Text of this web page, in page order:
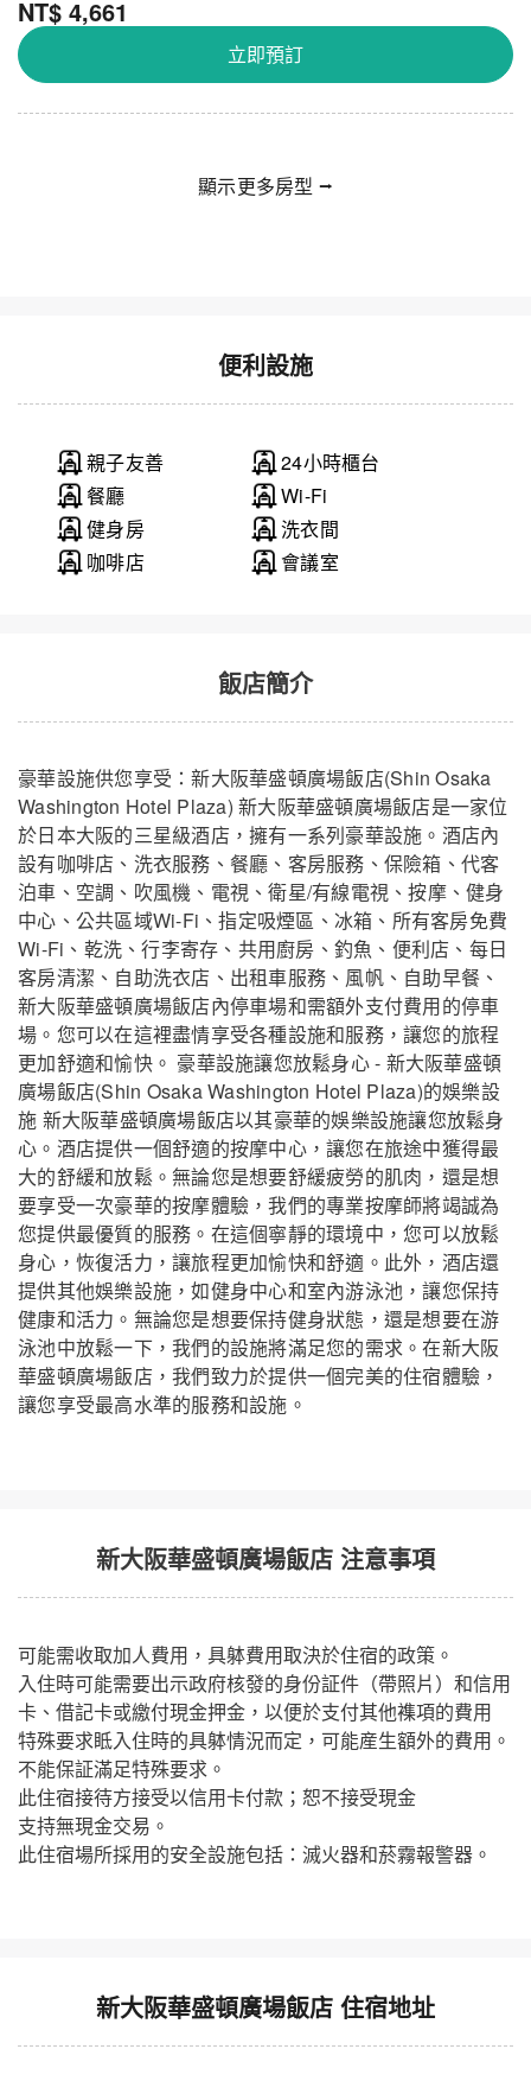
NT$ 4,661
立即預訂
顯示更多房型 ⭢
便利設施
親子友善
24小時櫃台
餐廳
Wi-Fi
健身房
洗衣間
咖啡店
會議室
飯店簡介
豪華設施供您享受：新大阪華盛頓廣場飯店(Shin Osaka
Washington Hotel Plaza) 新大阪華盛頓廣場飯店是一家位
於日本大阪的三星級酒店，擁有一系列豪華設施。酒店內
設有咖啡店、洗衣服務、餐廳、客房服務、保險箱、代客
泊車、空調、吹風機、電視、衛星/有線電視、按摩、健身
中心、公共區域Wi-Fi、指定吸煙區、冰箱、所有客房免費
Wi-Fi、乾洗、行李寄存、共用廚房、釣魚、便利店、每日
客房清潔、自助洗衣店、出租車服務、風帆、自助早餐、
新大阪華盛頓廣場飯店內停車場和需額外支付費用的停車
場。您可以在這裡盡情享受各種設施和服務，讓您的旅程
更加舒適和愉快。 豪華設施讓您放鬆身心 - 新大阪華盛頓
廣場飯店(Shin Osaka Washington Hotel Plaza)的娛樂設
施 新大阪華盛頓廣場飯店以其豪華的娛樂設施讓您放鬆身
心。酒店提供一個舒適的按摩中心，讓您在旅途中獲得最
大的舒緩和放鬆。無論您是想要舒緩疲勞的肌肉，還是想
要享受一次豪華的按摩體驗，我們的專業按摩師將竭誠為
您提供最優質的服務。在這個寧靜的環境中，您可以放鬆
身心，恢復活力，讓旅程更加愉快和舒適。此外，酒店還
提供其他娛樂設施，如健身中心和室內游泳池，讓您保持
健康和活力。無論您是想要保持健身狀態，還是想要在游
泳池中放鬆一下，我們的設施將滿足您的需求。在新大阪
華盛頓廣場飯店，我們致力於提供一個完美的住宿體驗，
讓您享受最高水準的服務和設施。
新大阪華盛頓廣場飯店 注意事項
可能需收取加人費用，具躰費用取決於住宿的政策。
入住時可能需要出示政府核發的身份証件（帶照片）和信用
卡、借記卡或繳付現金押金，以便於支付其他襍項的費用
特殊要求眡入住時的具躰情況而定，可能産生額外的費用。
不能保証滿足特殊要求。
此住宿接待方接受以信用卡付款；恕不接受現金
支持無現金交易。
此住宿場所採用的安全設施包括：滅火器和菸霧報警器。
新大阪華盛頓廣場飯店 住宿地址